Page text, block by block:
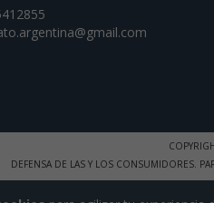
DEFENSA DE LAS Y LOS CONSUMIDORES.